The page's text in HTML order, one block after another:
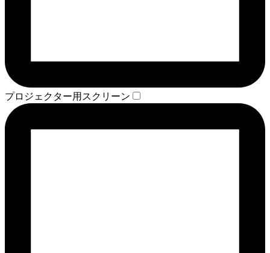
プロジェクター用スクリーン